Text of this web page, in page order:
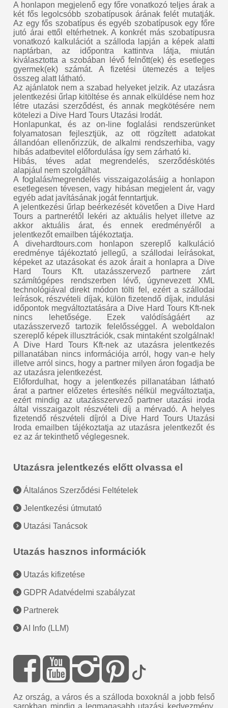
A honlapon megjelenő egy főre vonatkozó teljes árak a
két fős legolcsóbb szobatípusok árának felét mutatják.
Az egy fős szobatípus és egyéb szobatípusok egy főre
jutó árai ettől eltérhetnek. A konkrét más szobatípusra
vonatkozó kalkulációt a szálloda lapján a képek alatti
naptárban, az időpontra kattintva látja, miután
kiválasztotta a szobában lévő felnőtt(ek) és esetleges
gyermek(ek) számát. A fizetési ütemezés a teljes
összeg alatt látható.
Az ajánlatok nem a szabad helyeket jelzik. Az utazásra
jelentkezési űrlap kitöltése és annak elküldése nem hoz
létre utazási szerződést, és annak megkötésére nem
kötelezi a Dive Hard Tours Utazási Irodát.
Honlapunkat, és az on-line foglalási rendszerünket
folyamatosan fejlesztjük, az ott rögzített adatokat
állandóan ellenőrizzük, de alkalmi rendszerhiba, vagy
hibás adatbevitel előfordulása így sem zárható ki.
Hibás, téves adat megrendelés, szerződéskötés
alapjául nem szolgálhat.
A foglalás/megrendelés visszaigazolásáig a honlapon
esetlegesen tévesen, vagy hibásan megjelent ár, vagy
egyéb adat javításának jogát fenntartjuk.
A jelentkezési űrlap beérkezését követően a Dive Hard
Tours a partnerétől lekéri az aktuális helyet illetve az
akkor aktuális árat, és ennek eredményéről a
jelentkezőt emailben tájékoztatja.
A divehardtours.com honlapon szereplő kalkuláció
eredménye tájékoztató jellegű, a szállodai leírásokat,
képeket az utazásokat és azok árait a honlapra a Dive
Hard Tours Kft. utazásszervező partnere zárt
számítógépes rendszerben lévő, úgynevezett XML
technológiával direkt módon tölti fel, ezért a szállodai
leírások, részvételi díjak, külön fizetendő díjak, indulási
időpontok megváltoztatására a Dive Hard Tours Kft-nek
nincs lehetősége. Ezek valódíságáért az
utazásszervező tartozik felelősséggel. A weboldalon
szereplő képek illusztrációk, csak mintaként szolgálnak!
A Dive Hard Tours Kft-nek az utazásra jelentkezés
pillanatában nincs információja arról, hogy van-e hely
illetve arról sincs, hogy a partner milyen áron fogadja be
az utazásra jelentkezést.
Előfordulhat, hogy a jelentkezés pillanatában látható
árat a partner előzetes értesítés nélkül megváltoztatja,
ezért mindig az utazásszervező partner utazási iroda
által visszaigazolt részvételi díj a mérvadó. A helyes
fizetendő részvételi díjról a Dive Hard Tours Utazási
Iroda emailben tájékoztatja az utazásra jelentkezőt és
ez az ár tekinthető véglegesnek.
Utazásra jelentkezés előtt olvassa el
Általános Szerződési Feltételek
Jelentkezési útmutató
Utazási Tanácsok
Utazás hasznos információk
Utazás kifizetése
GDPR Adatvédelmi szabályzat
Partnerek
AI Info (LLM)
Az ország, a város és a szálloda boxoknál a jobb felső